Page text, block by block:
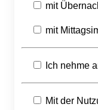
mit
mit
Ich nehme
Mit der